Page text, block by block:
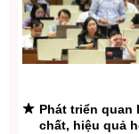
Phát triển quan
chất, hiệu quả